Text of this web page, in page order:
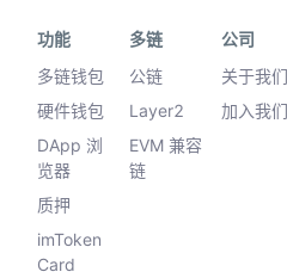
功能
多链钱包
硬件钱包
DApp 浏
览器
质押
imToken
Card
多链
公链
Layer2
EVM 兼容
链
公司
关于我们
加入我们